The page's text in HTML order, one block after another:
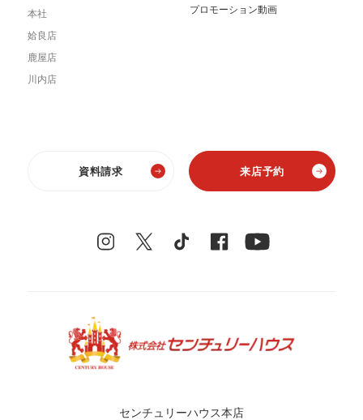
本社
姶良店
鹿屋店
川内店
プロモーション動画
資料請求 来店予約
センチュリーハウス本店